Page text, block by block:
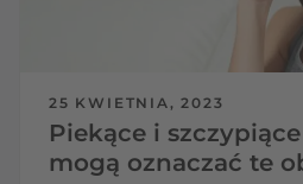
25 KWIETNIA, 2023
Piekące i
mogą oznaczać te